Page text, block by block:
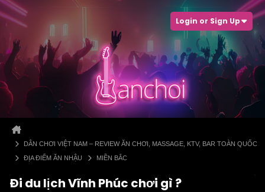
Login or Sign Up
DÂN CHƠI VIỆT NAM – REVIEW ĂN CHƠI, MASSAGE, KTV, BAR TOÀN QUỐC
ĐỊA ĐIỂM ĂN NHẬU
MIỀN BẮC
Đi du lịch Vĩnh Phúc chơi gì ?